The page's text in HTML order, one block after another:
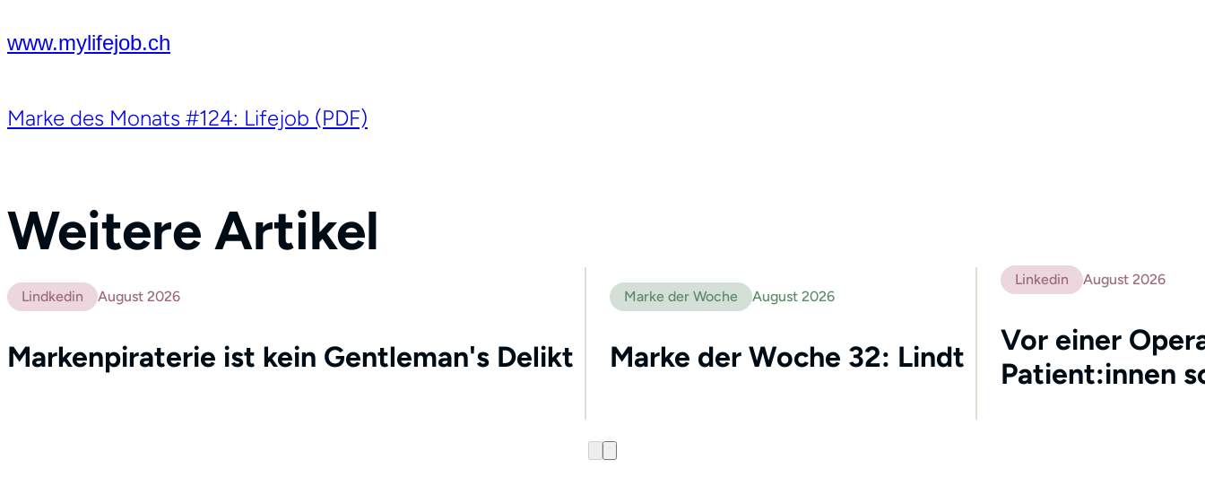
www.mylifejob.ch
Marke des Monats #124: Lifejob (PDF)
Weitere Artikel
Lindkedin August 2026
Markenpiraterie ist kein Gentleman's Delikt
Marke der Woche August 2026
Marke der Woche 32: Lindt
Linkedin August 2026
Vor einer
Patient:innen